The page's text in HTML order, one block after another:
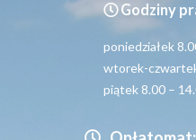
Godziny
poniedziałek
wtorek-
piątek 8.00 –